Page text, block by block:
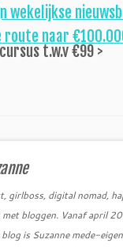
wekelijkse
route naar
t.w.v €99 >
girlboss, digital nomad,
bloggen. Vanaf april
is Suzanne mede-